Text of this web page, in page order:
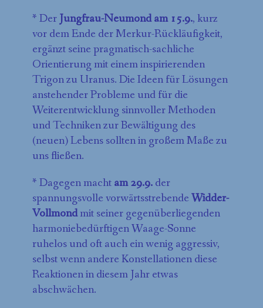
* DerJungfrau-Neumond am 15.9., kurz
vor dem Ende der Merkur-Rückläufigkeit,
ergänzt seine pragmatisch-sachliche
Orientierung mit einem inspirierenden
Trigon zu Uranus. Die Ideen für Lösungen
anstehender Probleme und für die
Weiterentwicklung sinnvoller Methoden
und Techniken zur Bewältigung des
(neuen) Lebens sollten in großem Maße zu
uns fließen.
* Dagegen machtam 29.9.der
spannungsvolle vorwärtsstrebendeWidder-
Vollmondmit seiner gegenüberliegenden
harmoniebedürftigen Waage-Sonne
ruhelos und oft auch ein wenig aggressiv,
selbst wenn andere Konstellationen diese
Reaktionen in diesem Jahr etwas
abschwächen.